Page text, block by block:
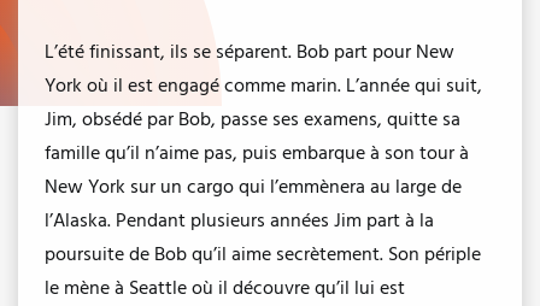
L’été finissant, ils se séparent. Bob part pour New
York où il est engagé comme marin. L’année qui suit,
Jim, obsédé par Bob, passe ses examens, quitte sa
famille qu’il n’aime pas, puis embarque à son tour à
New York sur un cargo qui l’emmènera au large de
l’Alaska. Pendant plusieurs années Jim part à la
poursuite de Bob qu’il aime secrètement. Son périple
le mène à Seattle où il découvre qu’il lui est